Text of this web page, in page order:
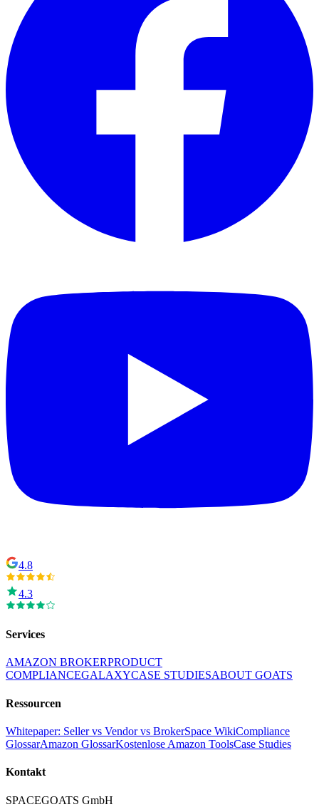
4.8
4.3
Services
AMAZON BROKERPRODUCT
COMPLIANCEGALAXYCASE STUDIESABOUT GOATS
Ressourcen
Whitepaper: Seller vs Vendor vs BrokerSpace WikiCompliance
GlossarAmazon GlossarKostenlose Amazon ToolsCase Studies
Kontakt
SPACEGOATS GmbH